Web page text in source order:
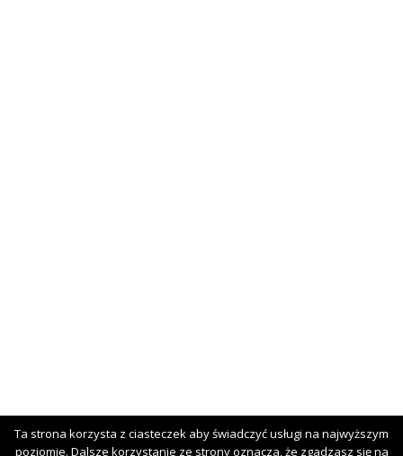
Ta strona korzysta z ciasteczek aby świadczyć usługi na najwyższym
poziomie. Dalsze korzystanie ze strony oznacza, że zgadzasz się na